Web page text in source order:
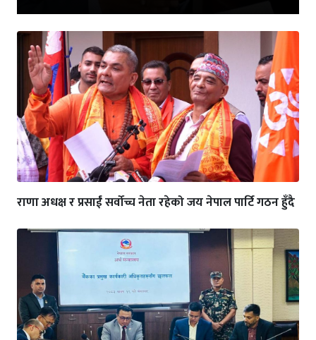
राणा अधक्ष र प्रसाईं सर्वोच्च नेता रहेको जय नेपाल पार्टि गठन हुँदै